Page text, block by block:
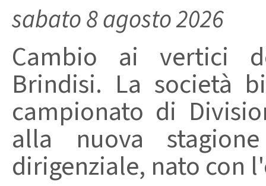
sabato 8 agosto 2026
Cambio ai vertici
Brindisi. La società
campionato di
alla nuova
dirigenziale, nato con